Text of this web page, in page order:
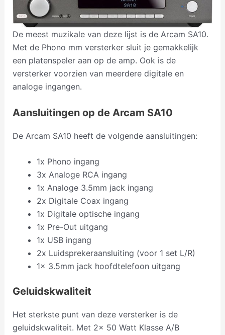
De meest muzikale van deze lijst is de Arcam SA10.
Met de Phono mm versterker sluit je gemakkelijk
een platenspeler aan op de amp. Ook is de
versterker voorzien van meerdere digitale en
analoge ingangen.
Aansluitingen op de Arcam SA10
De Arcam SA10 heeft de volgende aansluitingen:
1x Phono ingang
3x Analoge RCA ingang
1x Analoge 3.5mm jack ingang
2x Digitale Coax ingang
1x Digitale optische ingang
1x Pre-Out uitgang
1x USB ingang
2x Luidsprekeraansluiting (voor 1 set L/R)
1x 3.5mm jack hoofdtelefoon uitgang
Geluidskwaliteit
Het sterkste punt van deze versterker is de
geluidskwaliteit. Met 2x 50 Watt Klasse A/B